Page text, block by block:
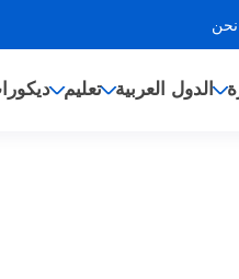
الدول العربية تعليم